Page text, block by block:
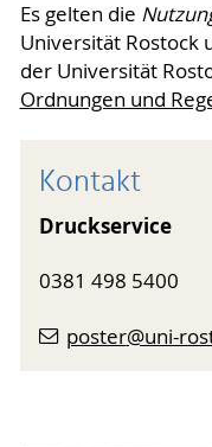
Es gelten die
Universität Rostock
der Universität
Ordnungen und
Kontakt
Druckservice
0381 498 5400
poster@uni-